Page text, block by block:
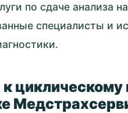
по сдаче анализа
специалисты и